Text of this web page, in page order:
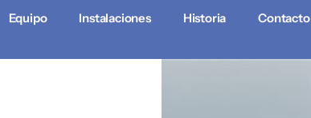
Equipo Instalaciones Historia Contacto